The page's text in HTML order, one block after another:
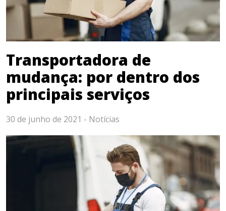
Transportadora de
mudança: por dentro dos
principais serviços
30 de junho de 2021 - Notícias